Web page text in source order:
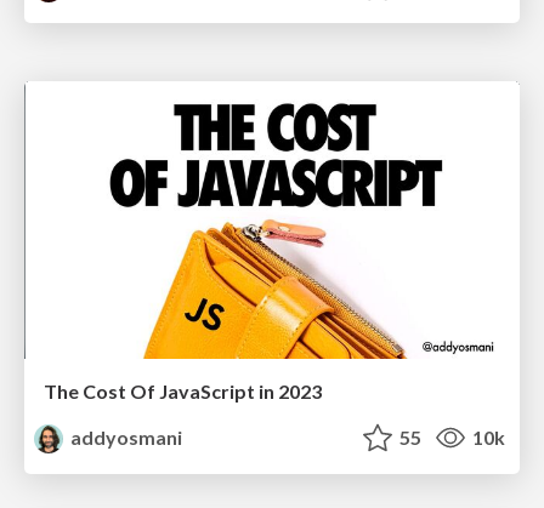
The Cost Of JavaScript in 2023
addyosmani
55 10k